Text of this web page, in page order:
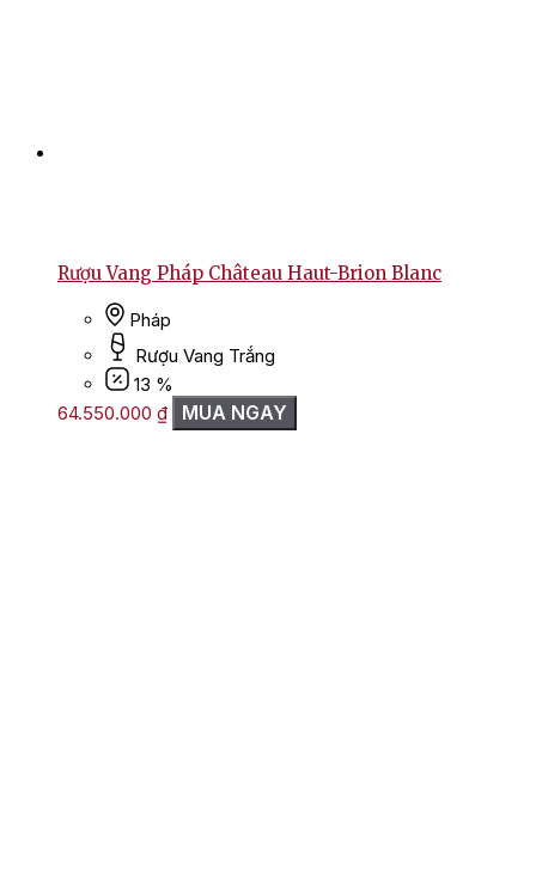
Rượu Vang Pháp Château Haut-Brion Blanc
Pháp
Rượu Vang Trắng
13 %
64.550.000 ₫ MUA NGAY